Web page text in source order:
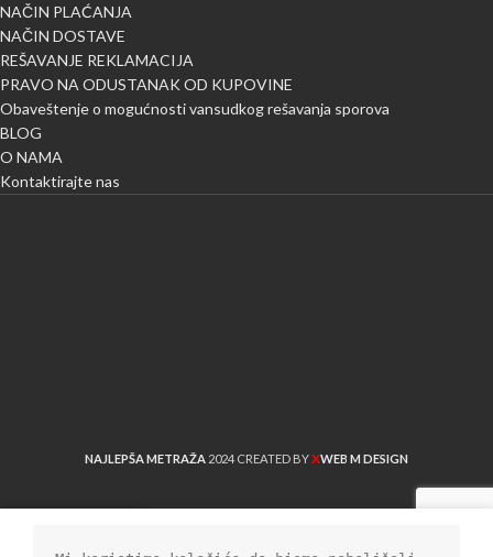
NAČIN PLAĆANJA
NAČIN DOSTAVE
REŠAVANJE REKLAMACIJA
PRAVO NA ODUSTANAK OD KUPOVINE
Obaveštenje o mogućnosti vansudkog rešavanja sporova
BLOG
O NAMA
Kontaktirajte nas
NAJLEPŠA METRAŽA 2024 CREATED BYXWEB M DESIGN
SidebarLista željaCart
My accountUporedi